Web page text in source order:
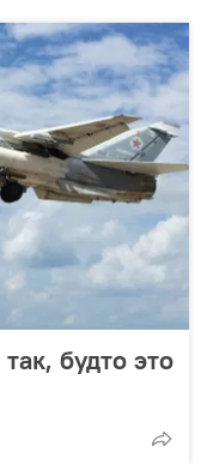
будто это